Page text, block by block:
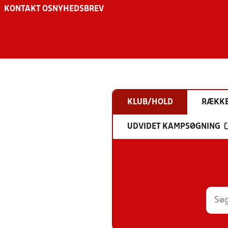
KONTAKT OS NYHEDSBREV
KLUB/HOLD
UDVIDET KAMPSØGNING